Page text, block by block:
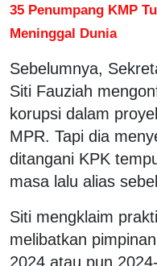
35 Penumpang KMP
Meninggal Dunia
Sebelumnya,
Siti Fauziah
korupsi dalam
MPR. Tapi dia
ditangani KPK
masa lalu alias
Siti mengklaim
melibatkan
2024 atau pun